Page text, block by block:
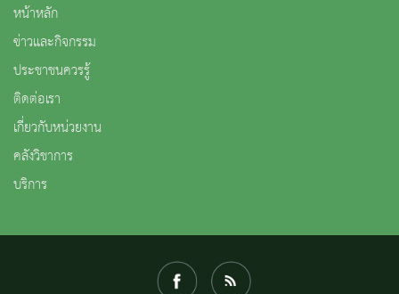
หน้าหลัก
ข่าวและกิจกรรม
ประชาชนควรรู้
ติดต่อเรา
เกี่ยวกับหน่วยงาน
คลังวิชาการ
บริการ